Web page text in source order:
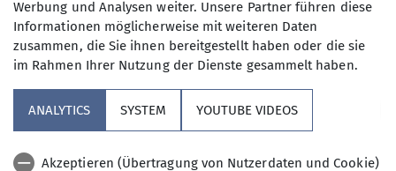
Sektion
Werbung und Analysen weiter. Unsere Partner führen diese
Informationen möglicherweise mit weiteren Daten
zusammen, die Sie ihnen bereitgestellt haben oder die sie
im Rahmen Ihrer Nutzung der Dienste gesammelt haben.
ANALYTICS SYSTEM YOUTUBE VIDEOS
Akzeptieren (Übertragung von Nutzerdaten und Cookie)